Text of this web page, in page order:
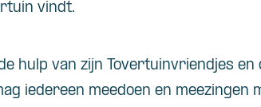
vindt.
hulp van zijn Tovertuinvriendjes en
iedereen meedoen en meezingen